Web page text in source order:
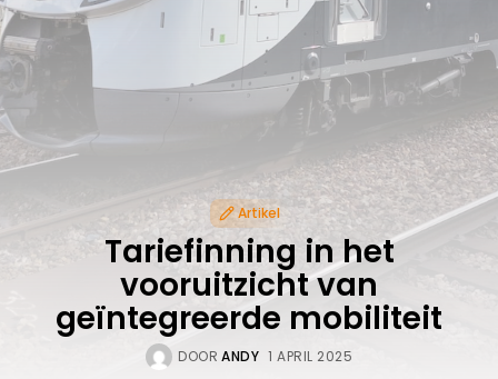
Artikel
Tariefinning in het
vooruitzicht van
geïntegreerde mobiliteit
DOOR ANDY 1 APRIL 2025